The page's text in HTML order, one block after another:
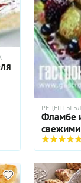
РЕЦЕПТЫ
Фламбе